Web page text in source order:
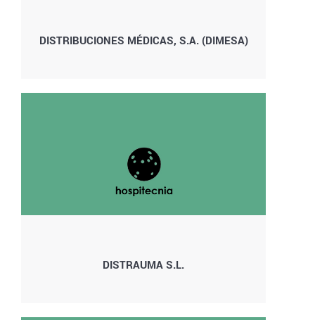
DISTRIBUCIONES MÉDICAS, S.A. (DIMESA)
DISTRAUMA S.L.